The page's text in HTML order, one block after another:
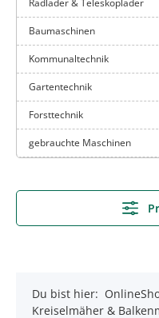
Radlader & Teleskoplader
Baumaschinen
Kommunaltechnik
Gartentechnik
Forsttechnik
gebrauchte Maschinen
Du bist hier:
Kreiselmäher &